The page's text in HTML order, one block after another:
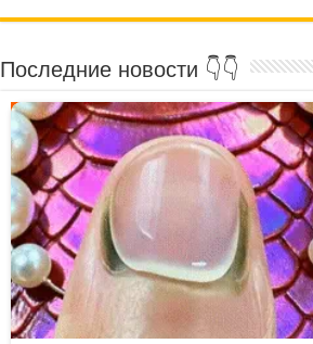
Последние новости 👇👇